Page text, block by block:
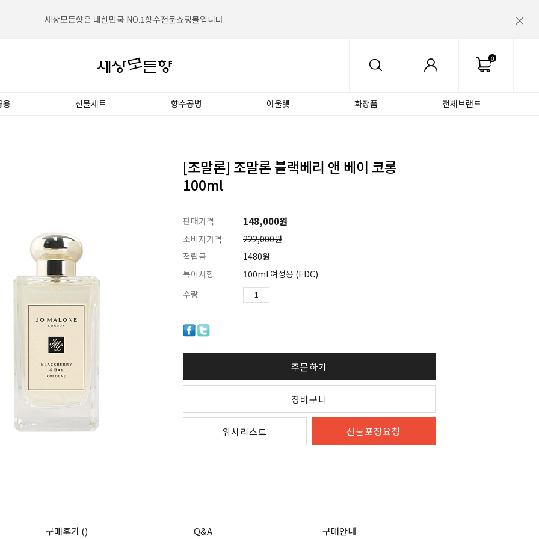
세상모든향은 2002년설립되어 고객의 신뢰를 쌓아왔습니다.
세상모든향은 대한민국 NO.1향수전문쇼핑몰입니다.
0
용 선물세트 향수공병 아울렛 화장품 전체브랜드
[조말론] 조말론 블랙베리 앤 베이 코롱
100ml
판매가격 148,000원
소비자가격
222,000원
적립금
1480원
특이사항
100ml 여성용 (EDC)
수량
주문하기
장바구니
위시리스트 선물포장요청
구매후기 () Q&A 구매안내